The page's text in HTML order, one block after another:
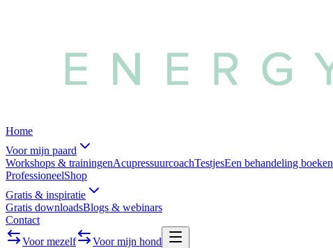
Home
Voor mijn paard
Workshops & trainingenAcupressuurcoachTestjesEen behandeling boeken
ProfessioneelShop
Gratis & inspiratie
Gratis downloadsBlogs & webinars
Contact
Voor mezelf
Voor mijn hond